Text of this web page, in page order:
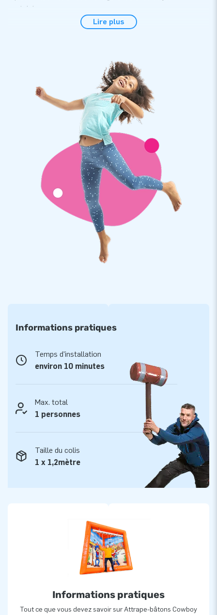
nostalgique.
Installation en 5 minutes
en seulement 5 minutes. Le cadre est hermétique, ce qui
signifie qu'il doit être gonflé une seule fois et qu'il fonctionne
ensuite sans souffleur. La barre contient 10 électroaimants
auxquels les bâtons sont attachés, activés et désactivés par
la console de commande. Celle-ci est alimentée par le
courant secteur. Attrape-Bâtons est disponible en 3 thèmes
amusants (jungle, western et ferme) et est livré avec des
bâtons de série. Moyennant un supplément, des bananes sont
également disponibles à la place des bâtons pour une
nouvelle dimension de jeu ! N'hésitez pas à nous contacter
Coussins et jeux gonflables de qualité supérieure
Les coussins JB sont renforcés à plusieurs points et cousus
de manière multiple, fabriqués en PVC robuste et de haute
qualité. Ils sont donc faciles à nettoyer et également
durables. Nous offrons également une garantie de 5 ans sur
Commandez auprès du fabricant de structures
Chez JB Gonflables, nous sommes fiers de notre service
inégalé et de la plus haute qualité de nos produits. Nous
veillons à ce que vous profitiez longtemps de votre achat. Un
excellent service client est notre priorité, soutenu par notre
service de réparation interne et un service client toujours
disponible. Avec un énorme stock de plus de 3000 structures
gonflables, nous offrons toujours un large choix et
garantissons une livraison rapide.
Lire plus
Informations pratiques
Temps d'installation
environ 10 minutes
Max. total
1 personnes
Taille du colis
1 x 1,2mètre
Informations pratiques
Tout ce que vous devez savoir sur Attrape-bâtons Cowboy